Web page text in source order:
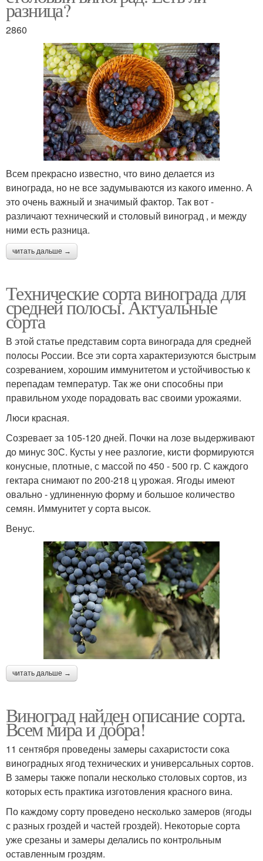
разница?
2860
Всем прекрасно известно, что вино делается из
винограда, но не все задумываются из какого именно. А
это очень важный и значимый фактор. Так вот -
различают технический и столовый виноград , и между
ними есть разница.
читать дальше →
Технические сорта винограда для
средней полосы. Актуальные
сорта
В этой статье представим сорта винограда для средней
полосы России. Все эти сорта характеризуются быстрым
созреванием, хорошим иммунитетом и устойчивостью к
перепадам температур. Так же они способны при
правильном уходе порадовать вас своими урожаями.
Люси красная.
Созревает за 105-120 дней. Почки на лозе выдерживают
до минус 30С. Кусты у нее разлогие, кисти формируются
конусные, плотные, с массой по 450 - 500 гр. С каждого
гектара снимают по 200-218 ц урожая. Ягоды имеют
овально - удлиненную форму и большое количество
семян. Иммунитет у сорта высок.
Венус.
читать дальше →
Виноград найден описание сорта.
Всем мира и добра!
11 сентября проведены замеры сахаристости сока
виноградных ягод технических и универсальных сортов.
В замеры также попали несколько столовых сортов, из
которых есть практика изготовления красного вина.
По каждому сорту проведено несколько замеров (ягоды
с разных гроздей и частей гроздей). Некоторые сорта
уже срезаны и замеры делались по контрольным
оставленным гроздям.